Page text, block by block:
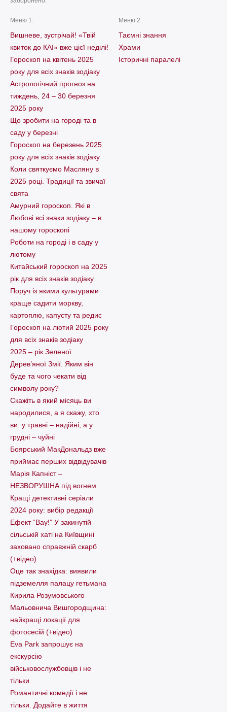
Меню 1:
Вишневе, зустрічай! «Твій
квиток до КАІ» вже цієї неділі!
Гороскоп на квітень 2025
року для всіх знаків зодіаку
Астрологічний прогноз на
тиждень, 24 – 30 березня
2025 року
Що зробити на городі та в
саду у березні
Гороскоп на березень 2025
року для всіх знаків зодіаку
Коли святкуємо Масляну в
2025 році. Традиції та звичаї
свята
Амурний гороскоп. Які в
Любові всі знаки зодіаку – в
нашому гороскопі
Pоботи на городі і в саду у
лютому
Китайський гороскоп на 2025
рік для всіх знаків зодіаку
Поруч із якими культурами
краще садити моркву,
картоплю, капусту та редис
Гороскоп на лютий 2025 року
для всіх знаків зодіаку
2025 – рік Зеленої
Дерев’яної Змії. Яким він
буде та чого чекати від
символу року?
Скажіть в який місяць ви
народилися, а я скажу, хто
ви: у травні – надійні, а у
грудні – чуйні
Боярський МакДональдз вже
приймає перших відвідувачів
Марія Капніст –
НЕЗВОРУШНА під вогнем
Кращі детективні серіали
2024 року: вибір редакції
Ефект “Вау!” У закинутій
сільській хаті на Київщині
заховано справжній скарб
(+відео)
Оце так знахідка: виявили
підземелля палацу гетьмана
Кирила Розумовського
Мальовнича Вишгородщина:
найкращі локації для
фотосесій (+відео)
Eva Park запрошує на
екскурсію
військовослужбовців і не
тільки
Романтичні комедії і не
тільки. Додайте в життя
Меню 2:
Таємні знання
Храми
Історичні паралелі